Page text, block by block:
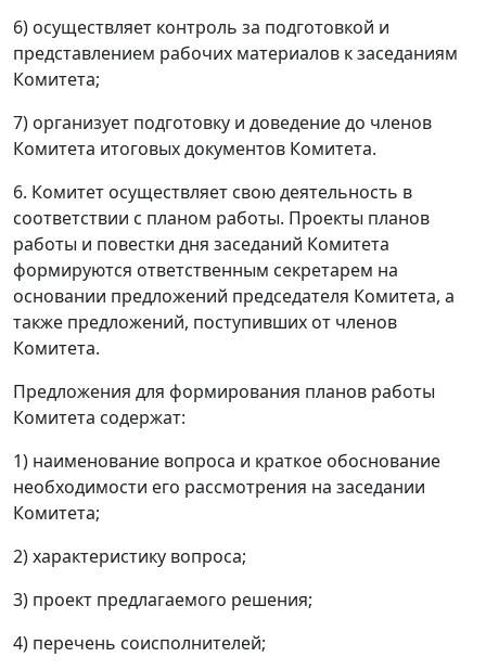
6) осуществляет контроль за подготовкой и
представлением рабочих материалов к заседаниям
Комитета;
7) организует подготовку и доведение до членов
Комитета итоговых документов Комитета.
6. Комитет осуществляет свою деятельность в
соответствии с планом работы. Проекты планов
работы и повестки дня заседаний Комитета
формируются ответственным секретарем на
основании предложений председателя Комитета, а
также предложений, поступивших от членов
Комитета.
Предложения для формирования планов работы
Комитета содержат:
1) наименование вопроса и краткое обоснование
необходимости его рассмотрения на заседании
Комитета;
2) характеристику вопроса;
3) проект предлагаемого решения;
4) перечень соисполнителей;